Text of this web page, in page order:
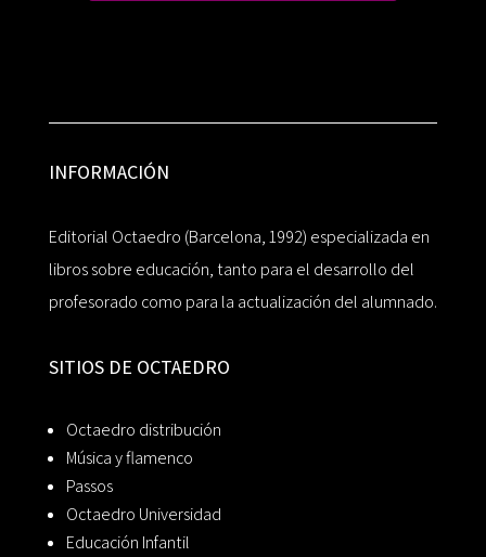
INFORMACIÓN
Editorial Octaedro (Barcelona, 1992) especializada en
libros sobre educación, tanto para el desarrollo del
profesorado como para la actualización del alumnado.
SITIOS DE OCTAEDRO
Octaedro distribución
Música y flamenco
Passos
Octaedro Universidad
Educación Infantil